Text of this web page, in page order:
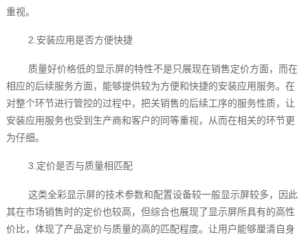
重视。
2.安装应用是否方便快捷
质量好价格低的显示屏的特性不是只展现在销售定价方面，而在
相应的后续服务方面，能够提供较为方便和快捷的安装应用服务。在
对整个环节进行管控的过程中，把关销售的后续工序的服务性质，让
安装应用服务也受到生产商和客户的同等重视，从而在相关的环节更
为仔细。
3.定价是否与质量相匹配
这类全彩显示屏的技术参数和配置设备较一般显示屏较多，因此
其在市场销售时的定价也较高，但综合也展现了显示屏所具有的高性
价比，体现了产品定价与质量的高的匹配程度。让用户能够厘清自身